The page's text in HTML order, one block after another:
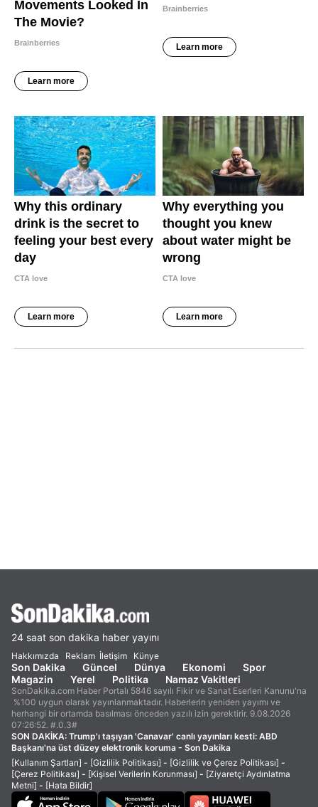
24 saat son dakika haber yayını
Hakkımızda Reklam İletişim Künye
Son Dakika Güncel Dünya Ekonomi
Spor
Magazin
Yerel Politika Namaz Vakitleri
SonDakika.com Haber Portalı 5846 sayılı Fikir ve Sanat Eserleri Kanunu'na
%100 uygun olarak yayınlanmaktadır. Haberlerin yeniden yayımı ve
herhangi bir ortamda basılması önceden yazılı izin gerektirir. 9.08.2026
07:26:52. #.0.3#
SON DAKİKA: Trump'ı taşıyan 'Canavar' canlı yayınları kesti: ABD
Başkanı'na üst düzey elektronik koruma - Son Dakika
[Kullanım Şartları] - [Gizlilik Politikası] - [Gizlilik ve Çerez Politikası] -
[Çerez Politikası] - [Kişisel Verilerin Korunması] - [Ziyaretçi Aydınlatma
Metni] - [Hata Bildir]